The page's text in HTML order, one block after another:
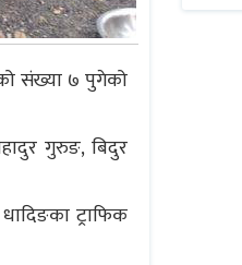
संख्या ७ पुगेको
गुरुङ, बिदुर
ट्राफिक